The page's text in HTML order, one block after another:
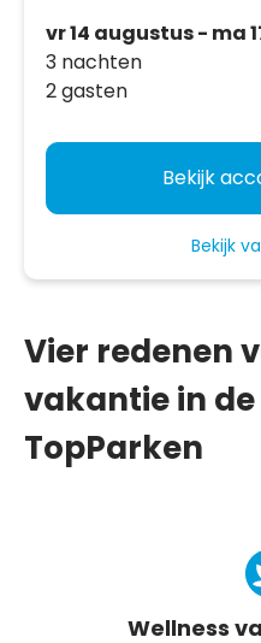
vr 14 augustus - ma
3 nachten
2 gasten
Bekijk
Bekijk
Vier redenen
vakantie in
TopParken
Wellness